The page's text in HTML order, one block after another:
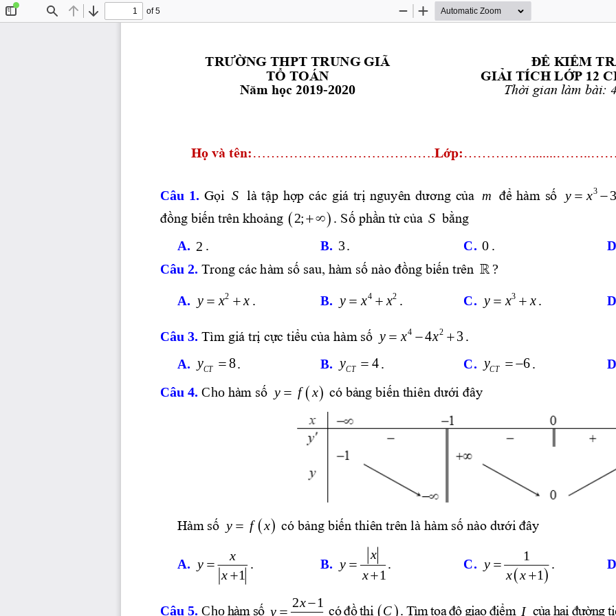
Find Previous
Next
of 5
Zoom
Zoom
TRƯỜNG THPT TRUNG GIÃ
TỔ TOÁN
Năm học 2019-2020
ĐỀ KIỂM
GIẢI TÍCH LỚP 12
Thời gian làm bài:
Họ và tên: Lớp:
Câu  1. Gọi S là tập hợp các giá trị nguyên dương của m để hàm số yx
đồng biến trên khoảng ( )
2;+∞ Số phần tử của S bằng
A.
2 B. 3 C. 0 D.
Câu 2. Trong các hàm số sau, hàm số nào đồng biến trên  ?
A. 2
y xx
=  + B. 42
y xx
=  + C. 3
y xx
=  + D.
Câu 3. Tìm giá trị cực tiểu của hàm số 42
43
yx   x
=−+
A.
8
CT
y = B. 4
CT
y = C. 6
CT
y = − D.
Câu 4. Cho hàm số ( )
y  fx
= có bảng biến thiên dưới đây
Hàm số ( )
y  fx
= có bảng biến thiên trên là hàm số nào dưới đây
A.
1
x
y
x
=
+
B.
1
x
y
x
=
+
C. ( )
1
1
y
xx
=
+
D.
Câu 5. Cho hàm số
21
x
y
−
= có đồ thị (  )
C . Tìm tọa độ giao điểm I của hai đường